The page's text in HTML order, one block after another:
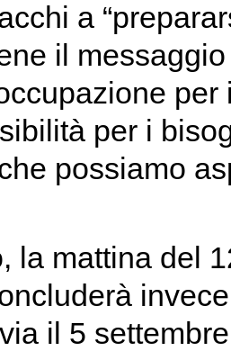
a
il
per i
possiamo
la mattina del
il 5